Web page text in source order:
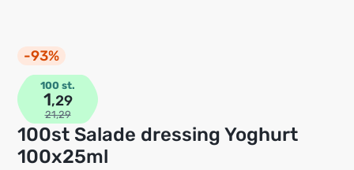
-93%
100st Salade dressing Yoghurt
100x25ml
100 st.
1,29
21,29